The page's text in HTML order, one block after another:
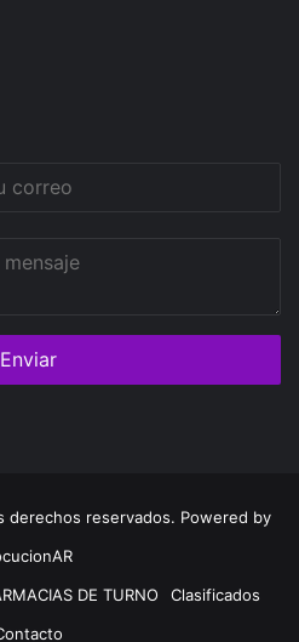
reservados. Powered by
DE TURNO
Clasificados